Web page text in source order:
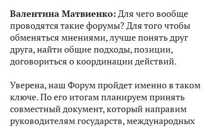
Валентина Матвиенко: Для чего вообще
проводятся такие форумы? Для того чтобы
обменяться мнениями, лучше понять друг
друга, найти общие подходы, позиции,
договориться о координации действий.
Уверена, наш Форум пройдет именно в таком
ключе. По его итогам планируем принять
совместный документ, который направим
руководителям государств, международных